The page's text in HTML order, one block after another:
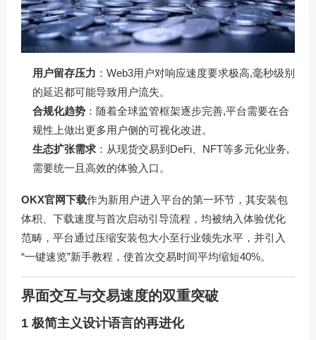
用户留存压力 ：Web3用户对响应速度要求极高,毫秒级别
的延迟都可能导致用户流失。
合规化趋势 ：随着全球监管框架逐步完善,平台需要在合
规性上做出更多用户侧的可视化改进。
生态扩张需求 ：从现货交易到DeFi、NFT等多元化业务,
需要统一且高效的体验入口。
OKX官网下载作为新用户进入平台的第一环节，其安装包
体积、下载速度与首次启动引导流程，均被纳入体验优化
范畴，平台通过压缩安装包大小至行业领先水平，并引入
“一键速览”新手教程，使首次交易时间平均缩短40%。
界面交互与交易速度的双重突破
1 极简主义设计语言的再进化